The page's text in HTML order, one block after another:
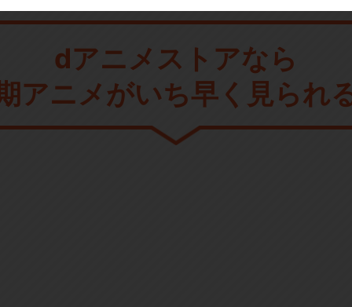
dアニメストアなら
アニメがいち早く見られ